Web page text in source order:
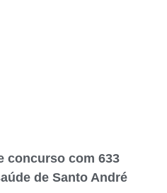
concurso com 633
de Santo André